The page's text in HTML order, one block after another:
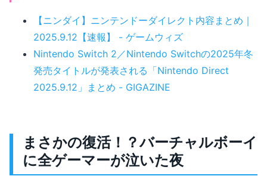
【ニンダイ】ニンテンドーダイレクト内容まとめ｜
2025.9.12【速報】 - ゲームウィズ
Nintendo Switch 2／Nintendo Switchの2025年冬
発売タイトルが発表される「Nintendo Direct
2025.9.12」まとめ - GIGAZINE
まさかの復活！？バーチャルボーイ
に全ゲーマーが泣いた夜